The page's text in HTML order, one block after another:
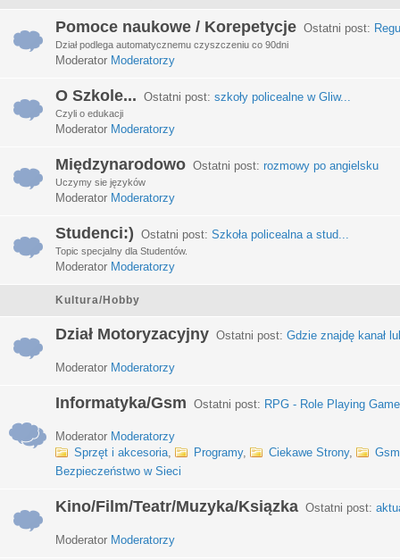
Pomoce naukowe / Korepetycje Ostatni post:
Dział podlega automatycznemu czyszczeniu co 90dni
Moderator Moderatorzy
O Szkole... Ostatni post: szkoły policealne w Gliw...
Czyli o edukacji
Moderator Moderatorzy
Międzynarodowo Ostatni post: rozmowy po angielsku
Uczymy sie języków
Moderator Moderatorzy
Studenci:) Ostatni post: Szkoła policealna a stud...
Topic specjalny dla Studentów.
Moderator Moderatorzy
Kultura/Hobby
Dział Motoryzacyjny Ostatni post: Gdzie znajdę kanał
Moderator Moderatorzy
Informatyka/Gsm Ostatni post: RPG - Role Playing
Moderator Moderatorzy
Sprzęt i akcesoria, Programy, Ciekawe Strony,
Gsm
Bezpieczeństwo w Sieci
Kino/Film/Teatr/Muzyka/Ksiązka Ostatni post:
Moderator Moderatorzy